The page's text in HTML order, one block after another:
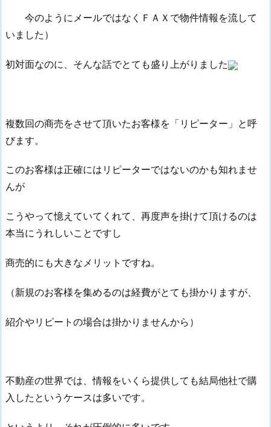
今のようにメールではなくＦＡＸで物件情報を流して
いました）
初対面なのに、そんな話でとても盛り上がりました
複数回の商売をさせて頂いたお客様を「リピーター」と呼
びます。
このお客様は正確にはリピーターではないのかも知れませ
んが
こうやって憶えていてくれて、再度声を掛けて頂けるのは
本当にうれしいことですし
商売的にも大きなメリットですね。
（新規のお客様を集めるのは経費がとても掛かりますが、
紹介やリピートの場合は掛かりませんから）
不動産の世界では、情報をいくら提供しても結局他社で購
入したというケースは多いです。